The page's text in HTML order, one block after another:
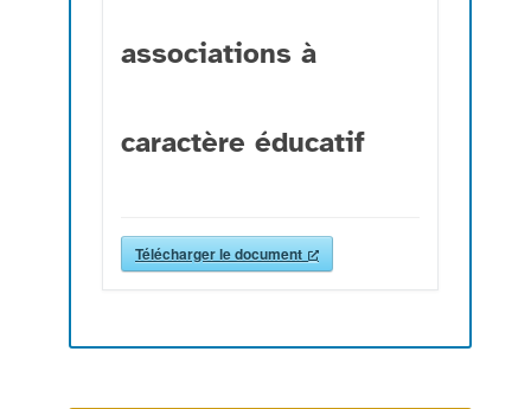
associations à
caractère éducatif
Télécharger le document